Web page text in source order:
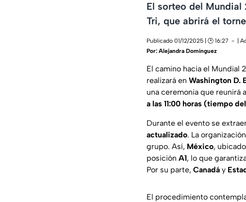
El sorteo del Mundial
Tri, que abrirá el
Publicado 01/12/2025 | 🕑 16:27
|
Por: Alejandra Domínguez
El camino hacia el Mundial
realizará en Washington D.
una ceremonia que reunirá
a las 11:00 horas (tiempo
Durante el evento se
actualizado. La
grupo. Así, México,
posición A1, lo que
Por su parte, Canadá y
El procedimiento